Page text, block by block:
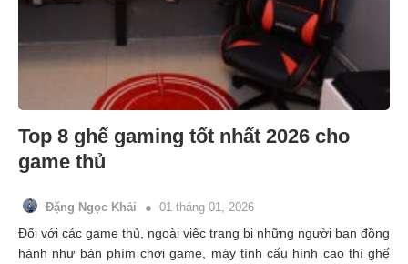
Top 8 ghế gaming tốt nhất 2026 cho
game thủ
Đặng Ngọc Khải 01 tháng 01, 2026
Đối với các game thủ, ngoài việc trang bị những người bạn đồng
hành như bàn phím chơi game, máy tính cấu hình cao thì ghế